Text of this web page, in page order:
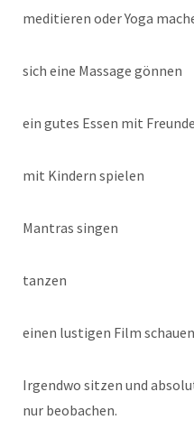
meditieren oder Yoga
sich eine Massage gönnen
ein gutes Essen mit
mit Kindern spielen
Mantras singen
tanzen
einen lustigen Film schauen
Irgendwo sitzen und
nur beobachen.